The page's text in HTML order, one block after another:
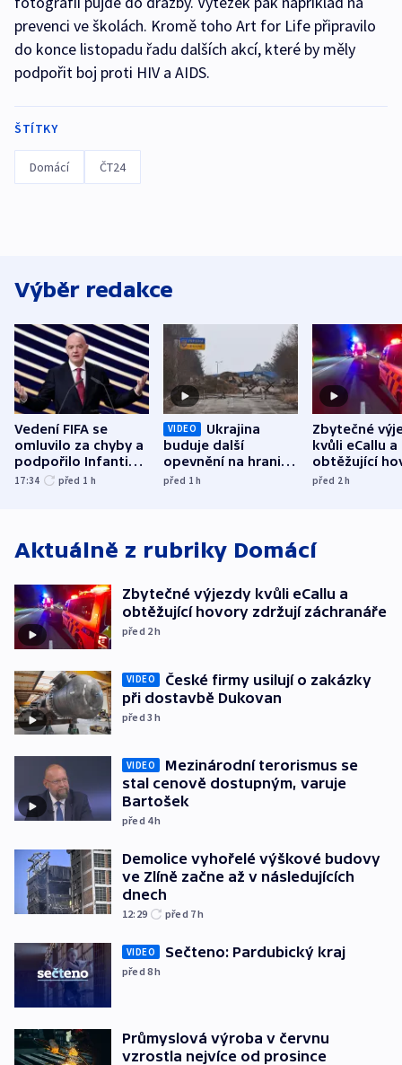
prevenci ve školách. Kromě toho Art for Life připravilo
do konce listopadu řadu dalších akcí, které by měly
podpořit boj proti HIV a AIDS.
ŠTÍTKY
Domácí ČT24
Výběr redakce
Vedení FIFA se
omluvilo za chyby a
podpořilo Infantina.
UEFA trvá na
17:34 před 1 h
VIDEO
Ukrajina
buduje další
opevnění na hranici
s Běloruskem
před 1h
Zbytečné
kvůli eCallu a
obtěžující
zdržují
před 2h
Aktuálně z rubriky Domácí
Zbytečné výjezdy kvůli eCallu a
obtěžující hovory zdržují záchranáře
před 2h
VIDEO
České firmy usilují o zakázky
při dostavbě Dukovan
před 3h
VIDEO
Mezinárodní terorismus se
stal cenově dostupným, varuje
Bartošek
před 4h
Demolice vyhořelé výškové budovy
ve Zlíně začne až v následujících
dnech
12:29 před 7h
VIDEO Sečteno: Pardubický kraj
před 8h
Průmyslová výroba v červnu
vzrostla nejvíce od prosince